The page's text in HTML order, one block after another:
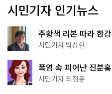
시민기자 인기뉴스
주황색 리본 따라 한
서울둘레길 15코스
시민기자 박상현
폭염 속 피어난 진분
무 명소
시민기자 최정윤